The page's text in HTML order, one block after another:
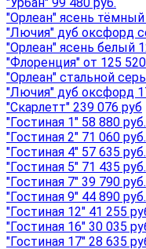
"Орлеан" ясень тёмный
"Лючия" дуб оксфорд
"Орлеан" ясень белый
"Флоренция" от 125
"Орлеан" стальной
"Лючия" дуб оксфорд
"Скарлетт" 239 076 руб
"Гостиная 1" 58 880 руб.
"Гостиная 2" 71 060 руб.
"Гостиная 4" 57 635 руб.
"Гостиная 5" 71 435 руб.
"Гостиная 7" 39 790 руб.
"Гостиная 9" 44 890 руб.
"Гостиная 12" 41 255
"Гостиная 16" 30 035
"Гостиная 17" 28 635